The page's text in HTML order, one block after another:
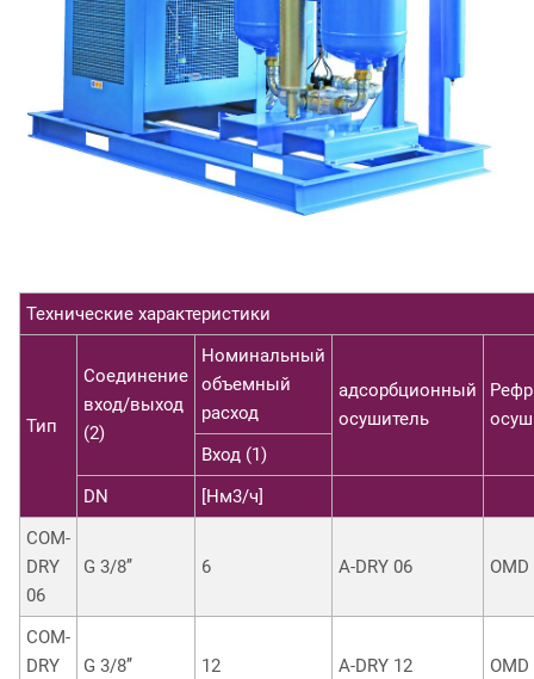
Технические характеристики
Тип
Соединение
вход/выход
(2)
Номинальный
объемный
расход
адсорбционный
осушитель
Вход (1)
DN
[Нм3/ч]
COM-
DRY
06
G 3/8’’ 6 A-DRY 06 OMD
COM-
DRY
G 3/8’’ 12 A-DRY 12 OMD